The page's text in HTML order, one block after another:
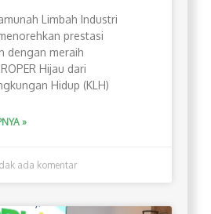
Limbah Industri
prestasi
dengan meraih
Hijau dari
Hidup (KLH)
»
ada komentar